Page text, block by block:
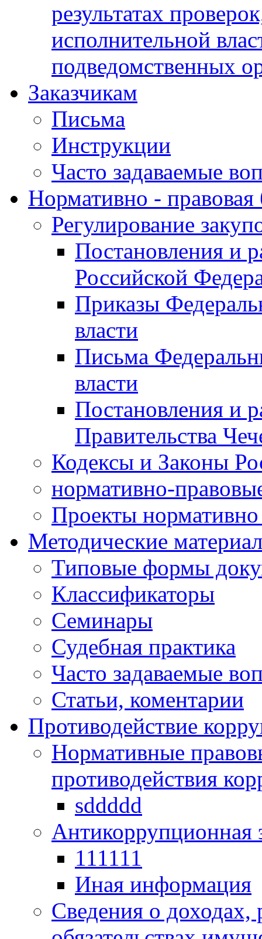
результатах
исполнительной
подведомственных
Заказчикам
Письма
Инструкции
Часто задаваемые
Нормативно - правовая
Регулирование
Постановления и
Российской
Приказы
власти
Письма
власти
Постановления и
Правительства
Кодексы и Законы
нормативно-
Проекты
Методические
Типовые формы
Классификаторы
Семинары
Судебная практика
Часто задаваемые
Статьи, коментарии
Противодействие
Нормативные
противодействия
sddddd
Антикоррупционная
111111
Иная информация
Сведения о доходах,